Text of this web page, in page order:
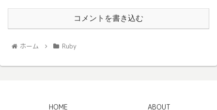
コメントを書き込む
ホーム Ruby
HOME ABOUT